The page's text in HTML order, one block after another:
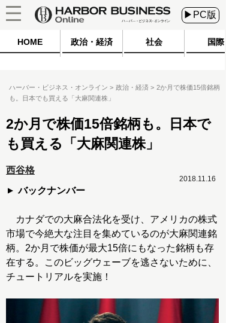
▶PC版
HOME 政治・経済 社会 国際
ハーバー・ビジネス・オンライン 政治・経済
2か月で株価15倍銘柄
も。日本でも買える「大麻関連株」
2か月で株価15倍銘柄も。日本で
も買える「大麻関連株」
西谷格
バックナンバー
2018.11.16
カナダでの大麻合法化を受け、アメリカの株式
市場で今絶大な注目を集めているのが大麻関連銘
柄。2か月で株価が最大15倍にもなった銘柄も存
在する。このビッグウェーブを逃さないために、
チュートリアルを実施！